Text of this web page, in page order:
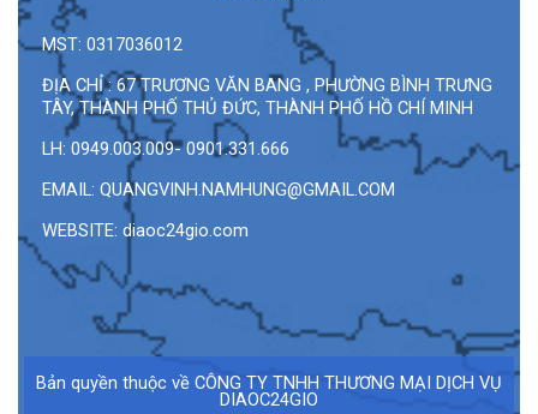
MST: 0317036012
ĐỊA CHỈ : 67 TRƯƠNG VĂN BANG , PHƯỜNG BÌNH TRƯNG
TÂY, THÀNH PHỐ THỦ ĐỨC, THÀNH PHỐ HỒ CHÍ MINH
LH: 0949.003.009- 0901.331.666
EMAIL: QUANGVINH.NAMHUNG@GMAIL.COM
WEBSITE: diaoc24gio.com
Bản quyền thuộc về CÔNG TY TNHH THƯƠNG MẠI DỊCH VỤ
DIAOC24GIO